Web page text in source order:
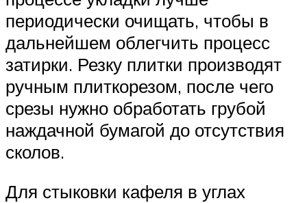
периодически очищать, чтобы в
дальнейшем облегчить процесс
затирки. Резку плитки производят
ручным плиткорезом, после чего
срезы нужно обработать грубой
наждачной бумагой до отсутствия
сколов.
Для стыковки кафеля в углах